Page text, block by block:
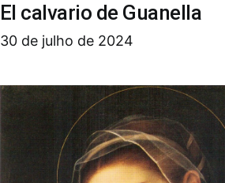
El calvario de Guanella
30 de julho de 2024